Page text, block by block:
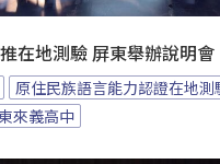
在地測驗 屏東舉辦說明會
原住民族語言能力認證在地測
來義高中